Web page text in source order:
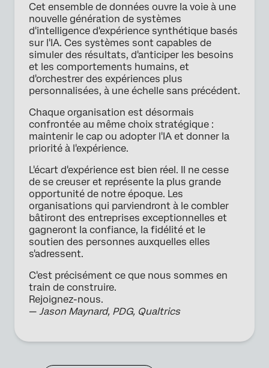
Cet ensemble de données ouvre la voie à une
nouvelle génération de systèmes
d'intelligence d'expérience synthétique basés
sur l'IA. Ces systèmes sont capables de
simuler des résultats, d'anticiper les besoins
et les comportements humains, et
d'orchestrer des expériences plus
personnalisées, à une échelle sans précédent.
Chaque organisation est désormais
confrontée au même choix stratégique :
maintenir le cap ou adopter l'IA et donner la
priorité à l'expérience.
L'écart d'expérience est bien réel. Il ne cesse
de se creuser et représente la plus grande
opportunité de notre époque. Les
organisations qui parviendront à le combler
bâtiront des entreprises exceptionnelles et
gagneront la confiance, la fidélité et le
soutien des personnes auxquelles elles
s'adressent.
C'est précisément ce que nous sommes en
train de construire.
Rejoignez-nous.
— Jason Maynard, PDG, Qualtrics